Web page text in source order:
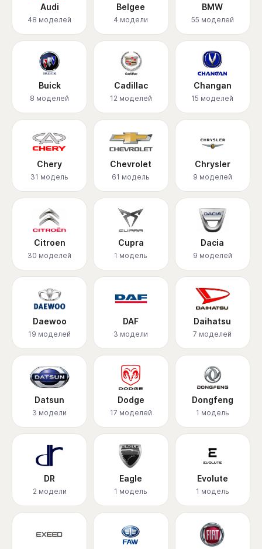
Audi
48 моделей
Belgee
4 модели
BMW
55 моделей
Buick
8 моделей
Cadillac
12 моделей
Changan
15 моделей
Chery
31 модель
Chevrolet
61 модель
Chrysler
9 моделей
Citroen
30 моделей
Cupra
1 модель
Dacia
9 моделей
Daewoo
19 моделей
DAF
3 модели
Daihatsu
7 моделей
Datsun
3 модели
Dodge
17 моделей
Dongfeng
1 модель
DR
2 модели
Eagle
1 модель
Evolute
1 модель